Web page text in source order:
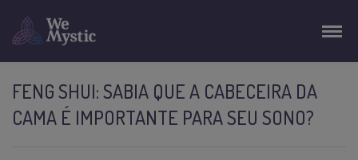
FENG SHUI: SABIA QUE A CABECEIRA DA
CAMA É IMPORTANTE PARA SEU SONO?